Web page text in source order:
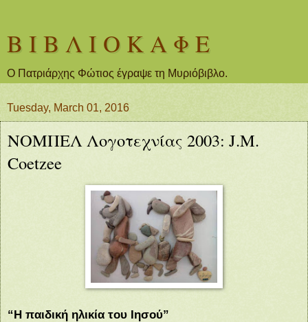
Β Ι Β Λ Ι Ο Κ Α Φ Ε
Ο Πατριάρχης Φώτιος έγραψε τη Μυριόβιβλο.
Tuesday, March 01, 2016
ΝΟΜΠΕΛ Λογοτεχνίας 2003: J.M.
Coetzee
“Η παιδική ηλικία του Ιησού”